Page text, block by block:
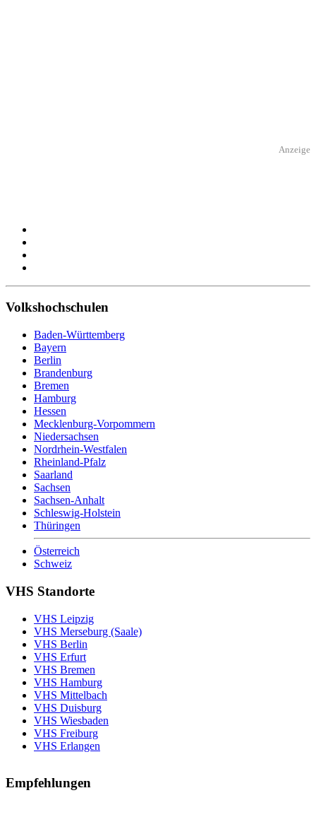
Anzeige
Volkshochschulen
Baden-Württemberg
Bayern
Berlin
Brandenburg
Bremen
Hamburg
Hessen
Mecklenburg-Vorpommern
Niedersachsen
Nordrhein-Westfalen
Rheinland-Pfalz
Saarland
Sachsen
Sachsen-Anhalt
Schleswig-Holstein
Thüringen
Österreich
Schweiz
VHS Standorte
VHS Leipzig
VHS Merseburg (Saale)
VHS Berlin
VHS Erfurt
VHS Bremen
VHS Hamburg
VHS Mittelbach
VHS Duisburg
VHS Wiesbaden
VHS Freiburg
VHS Erlangen
Empfehlungen